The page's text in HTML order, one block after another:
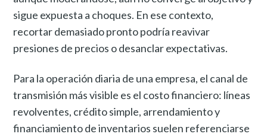
sigue expuesta a choques. En ese contexto,
recortar demasiado pronto podría reavivar
presiones de precios o desanclar expectativas.
Para la operación diaria de una empresa, el canal de
transmisión más visible es el costo financiero: líneas
revolventes, crédito simple, arrendamiento y
financiamiento de inventarios suelen referenciarse